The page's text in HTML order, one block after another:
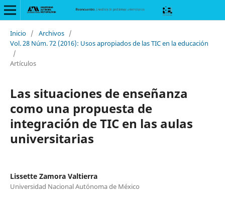
Inicio / Archivos /
Vol. 28 Núm. 72 (2016): Usos apropiados de las TIC en la educación
/
Artículos
Las situaciones de enseñanza
como una propuesta de
integración de TIC en las aulas
universitarias
Lissette Zamora Valtierra
Universidad Nacional Autónoma de México